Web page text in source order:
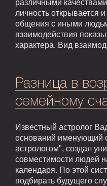
различными
личность открывается
общения с иными
взаимодействия
характера. Вид
Разница в
семейному
Известный астролог
оснований именующий
астрологом", создал
совместимости людей
календаря. По этой
подбирать будущего